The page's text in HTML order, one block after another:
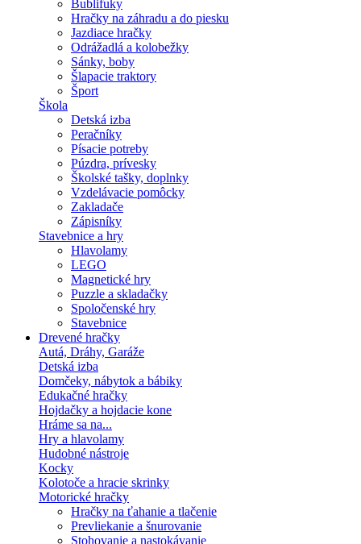
Bublifuky
Hračky na záhradu a do piesku
Jazdiace hračky
Odrážadlá a kolobežky
Sánky, boby
Šlapacie traktory
Šport
Škola
Detská izba
Peračníky
Písacie potreby
Púzdra, prívesky
Školské tašky, doplnky
Vzdelávacie pomôcky
Zakladače
Zápisníky
Stavebnice a hry
Hlavolamy
LEGO
Magnetické hry
Puzzle a skladačky
Spoločenské hry
Stavebnice
Drevené hračky
Autá, Dráhy, Garáže
Detská izba
Domčeky, nábytok a bábiky
Edukačné hračky
Hojdačky a hojdacie kone
Hráme sa na...
Hry a hlavolamy
Hudobné nástroje
Kocky
Kolotoče a hracie skrinky
Motorické hračky
Hračky na ťahanie a tlačenie
Prevliekanie a šnurovanie
Stohovanie a nastokávanie